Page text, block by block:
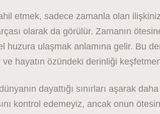
etmek, sadece zamanla olan
olarak da görülür. Zamanın
huzura ulaşmak anlamına gelir. Bu
ve hayatın özündeki derinliği
dayattığı sınırları aşarak
kontrol edemeyiz, ancak onun